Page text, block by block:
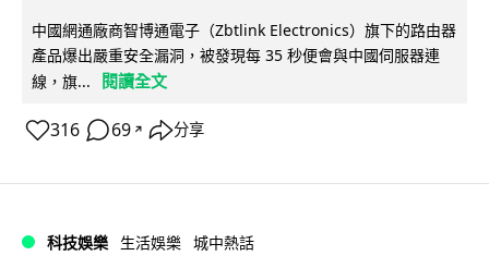
中國網通廠商智博通電子（Zbtlink Electronics）旗下的路由器
產品爆出嚴重安全漏洞，被發現每 35 秒便會與中國伺服器連
線，旗...
閱讀全文
316 69 ↗ 分享
科技娛樂 生活娛樂 城中熱話